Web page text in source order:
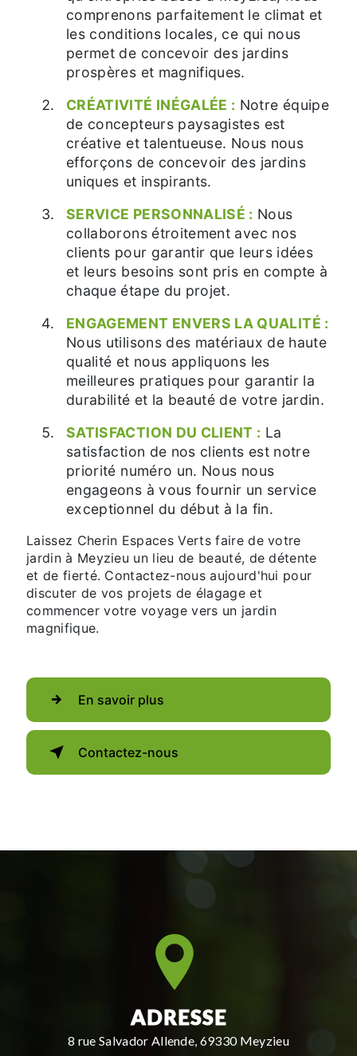
comprenons parfaitement le climat et
les conditions locales, ce qui nous
permet de concevoir des jardins
prospères et magnifiques.
CRÉATIVITÉ INÉGALÉE : Notre équipe
de concepteurs paysagistes est
créative et talentueuse. Nous nous
efforçons de concevoir des jardins
uniques et inspirants.
SERVICE PERSONNALISÉ : Nous
collaborons étroitement avec nos
clients pour garantir que leurs idées
et leurs besoins sont pris en compte à
chaque étape du projet.
ENGAGEMENT ENVERS LA QUALITÉ :
Nous utilisons des matériaux de haute
qualité et nous appliquons les
meilleures pratiques pour garantir la
durabilité et la beauté de votre jardin.
SATISFACTION DU CLIENT : La
satisfaction de nos clients est notre
priorité numéro un. Nous nous
engageons à vous fournir un service
exceptionnel du début à la fin.
Laissez Cherin Espaces Verts faire de votre
jardin à Meyzieu un lieu de beauté, de détente
et de fierté. Contactez-nous aujourd'hui pour
discuter de vos projets de élagage et
commencer votre voyage vers un jardin
magnifique.
En savoir plus
Contactez-nous
ADRESSE
8 rue Salvador Allende, 69330 Meyzieu